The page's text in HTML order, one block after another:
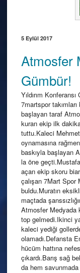
5 Eylül 2017
Atmosfer
Gümbür!
Yıldırım
7martspor
başlayan taraf
kuran ekip ilk
tuttu.Kaleci
oynamasına
baskıyla başlayan
la öne geçti.Mustafa
açan ekip skoru
çalışan 7Mart Spor
buldu.Muratın
maçtada
Atmosfer Medyada
top gelmedi.Ikinci
kaleci yediği
olamadı.Defansta
hücüm hattına
çıkardı.Barış sağ
da hem savunmada